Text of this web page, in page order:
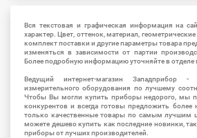
Вся текстовая и графическая информация на
характер. Цвет, оттенок, материал,
комплект поставки и другие параметры товара
изменяться в зависимости от партии
Более подробную информацию уточняйте в отделе
Ведущий интернет-магазин
измерительного оборудования по лучшему
Чтобы Вы могли купить приборы недорого, мы
конкурентов и всегда готовы предложить
только качественные товары по самым лучшим
можете дешево купить как последние новинки,
приборы от лучших производителей.